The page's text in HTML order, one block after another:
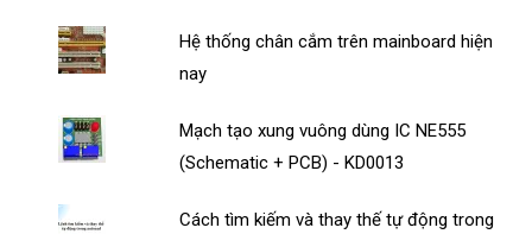
Hệ thống chân cắm trên mainboard hiện
nay
Mạch tạo xung vuông dùng IC NE555
(Schematic + PCB) - KD0013
Cách tìm kiếm và thay thế tự động trong